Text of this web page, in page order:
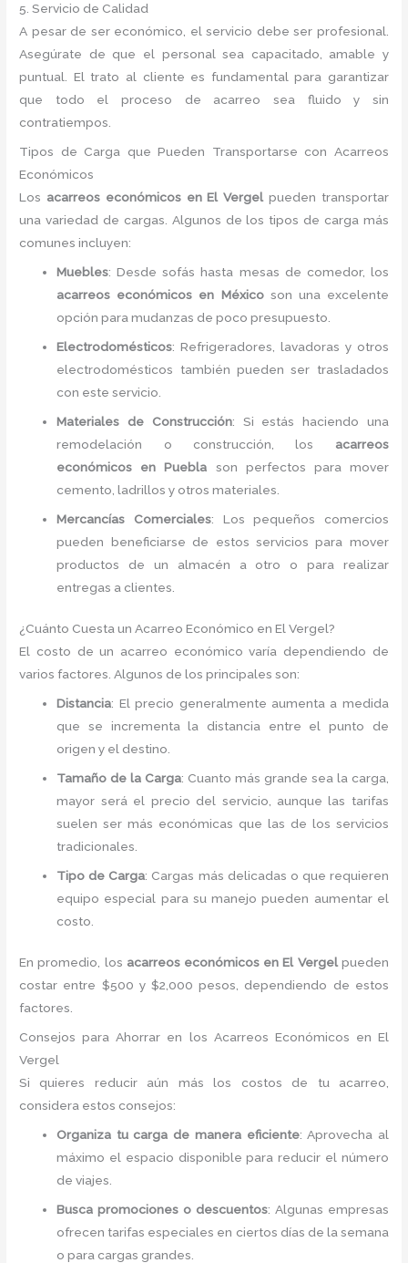
5. Servicio de Calidad
A pesar de ser económico, el servicio debe ser profesional.
Asegúrate de que el personal sea capacitado, amable y
puntual. El trato al cliente es fundamental para garantizar
que todo el proceso de acarreo sea fluido y sin
contratiempos.
Tipos de Carga que Pueden Transportarse con Acarreos
Económicos
Los acarreos económicos en El Vergel pueden transportar
una variedad de cargas. Algunos de los tipos de carga más
comunes incluyen:
Muebles: Desde sofás hasta mesas de comedor, los
acarreos económicos en Méxicoson una excelente
opción para mudanzas de poco presupuesto.
Electrodomésticos: Refrigeradores, lavadoras y otros
electrodomésticos también pueden ser trasladados
con este servicio.
Materiales de Construcción: Si estás haciendo una
remodelación o construcción, los acarreos
económicos en Puebla son perfectos para mover
cemento, ladrillos y otros materiales.
Mercancías Comerciales: Los pequeños comercios
pueden beneficiarse de estos servicios para mover
productos de un almacén a otro o para realizar
entregas a clientes.
¿Cuánto Cuesta un Acarreo Económico en El Vergel?
El costo de un acarreo económico varía dependiendo de
varios factores. Algunos de los principales son:
Distancia: El precio generalmente aumenta a medida
que se incrementa la distancia entre el punto de
origen y el destino.
Tamaño de la Carga: Cuanto más grande sea la carga,
mayor será el precio del servicio, aunque las tarifas
suelen ser más económicas que las de los servicios
tradicionales.
Tipo de Carga: Cargas más delicadas o que requieren
equipo especial para su manejo pueden aumentar el
costo.
En promedio, los acarreos económicos en El Vergelpueden
costar entre $500 y $2,000 pesos, dependiendo de estos
factores.
Consejos para Ahorrar en los Acarreos Económicos en El
Vergel
Si quieres reducir aún más los costos de tu acarreo,
considera estos consejos:
Organiza tu carga de manera eficiente: Aprovecha al
máximo el espacio disponible para reducir el número
de viajes.
Busca promociones o descuentos: Algunas empresas
ofrecen tarifas especiales en ciertos días de la semana
o para cargas grandes.